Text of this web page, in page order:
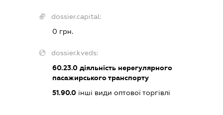
dossier.capital:
0 грн.
dossier.kveds:
60.23.0 діяльність нерегулярного
пасажирського транспорту
51.90.0 інші види оптової торгівлі